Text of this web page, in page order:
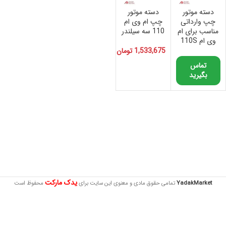
دسته موتور
چپ وارداتی
مناسب برای ام
وی ام 110S
تماس
بگیرید
دسته موتور
چپ ام وی ام
110 سه سیلندر
1,533,675 تومان
YadakMarketتمامی حقوق مادی و معنوی این سایت براییدک مارکت محفوظ است